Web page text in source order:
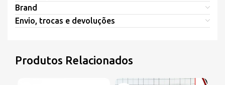
Brand
Envio, trocas e devoluções
Produtos Relacionados